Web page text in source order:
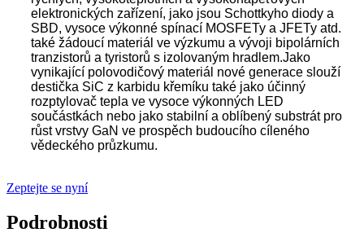
elektronických zařízení, jako jsou Schottkyho diody a
SBD, vysoce výkonné spínací MOSFETy a JFETy atd.
také žádoucí materiál ve výzkumu a vývoji bipolárních
tranzistorů a tyristorů s izolovaným hradlem.Jako
vynikající polovodičový materiál nové generace slouží
destička SiC z karbidu křemíku také jako účinný
rozptylovač tepla ve vysoce výkonných LED
součástkách nebo jako stabilní a oblíbený substrát pro
růst vrstvy GaN ve prospěch budoucího cíleného
vědeckého průzkumu.
Zeptejte se nyní
Podrobnosti